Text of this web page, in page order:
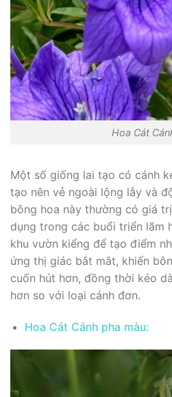
Hoa Cát
Một số giống lai tạo có cánh
tạo nên vẻ ngoài lộng lẫy và
bông hoa này thường có giá
dụng trong các buổi triển lãm
khu vườn kiểng để tạo điểm
ứng thị giác bắt mắt, khiến
cuốn hút hơn, đồng thời kéo
hơn so với loại cánh đơn.
Hoa Cát Cánh pha màu: